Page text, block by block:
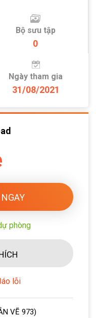
Bộ sưu tập
0
Ngày tham gia
31/08/2021
phòng
lỗi
VẼ 973)